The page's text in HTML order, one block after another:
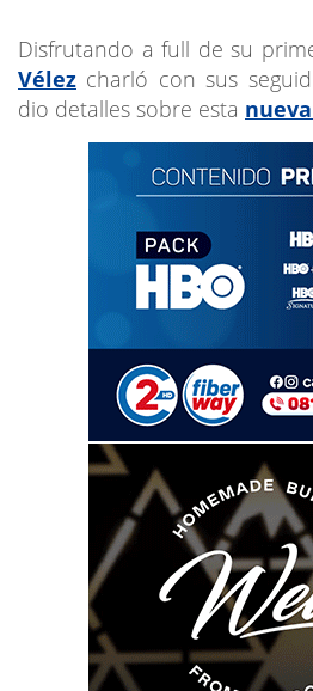
Disfrutando a full de su
Vélez charló con sus
dio detalles sobre esta